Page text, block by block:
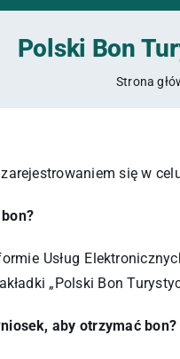
Polski Bon
Strona
się w
Usług
„Polski Bon
aby otrzymać bon?